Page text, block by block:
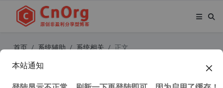
首页 系统辅助 系统相关 正文
WinUtilities Professional Edition v1
本站通知